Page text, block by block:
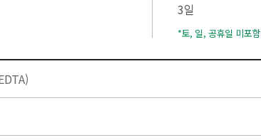
3일
*토, 일, 공휴일 미포함